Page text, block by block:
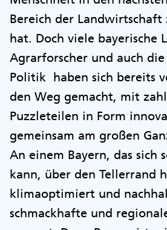
Bereich der
hat. Doch viele bayerische
Agrarforscher und auch die
Politik haben sich bereits
den Weg gemacht, mit
Puzzleteilen in Form
gemeinsam am großen
An einem Bayern, das sich
kann, über den Tellerrand
klimaoptimiert und
schmackhafte und